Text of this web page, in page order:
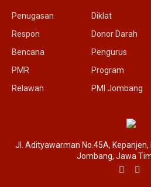
Penugasan
Respon
Bencana
PMR
Relawan
Diklat
Donor Darah
Pengurus
Program
PMI Jombang
Jl. Adityawarman No.45A,
Jombang, Jawa